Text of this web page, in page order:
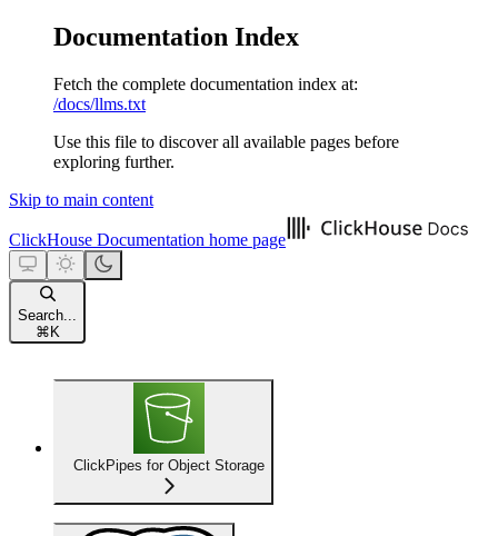
Documentation Index
Fetch the complete documentation index at:
/docs/llms.txt
Use this file to discover all available pages before
exploring further.
Skip to main content
ClickHouse Documentation home page
Search...
⌘ K
ClickPipes for Object Storage